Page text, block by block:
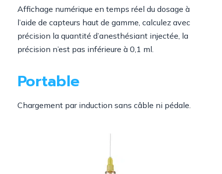
Affichage numérique en temps réel du dosage à
l’aide de capteurs haut de gamme, calculez avec
précision la quantité d’anesthésiant injectée, la
précision n’est pas inférieure à 0,1 ml.
Portable
Chargement par induction sans câble ni pédale.